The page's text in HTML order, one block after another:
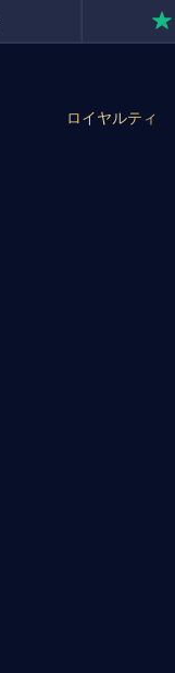
ロイヤルティ